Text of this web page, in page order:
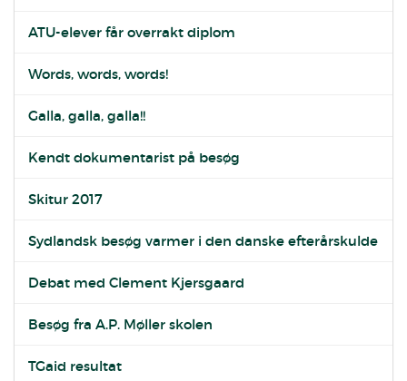
ATU-elever får overrakt diplom
Words, words, words!
Galla, galla, galla!!
Kendt dokumentarist på besøg
Skitur 2017
Sydlandsk besøg varmer i den danske efterårskulde
Debat med Clement Kjersgaard
Besøg fra A.P. Møller skolen
TGaid resultat